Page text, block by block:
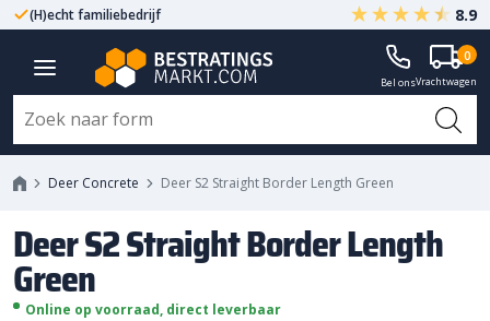
(H)echt familiebedrijf Gegarandeerd A-kwaliteit
8.9
Bel onsVrachtwagen
0
Deer Concrete Deer S2 Straight Border Length Green
Deer S2 Straight Border Length
Green
Online op voorraad, direct leverbaar
Deer S2 Straight Border Length
Green